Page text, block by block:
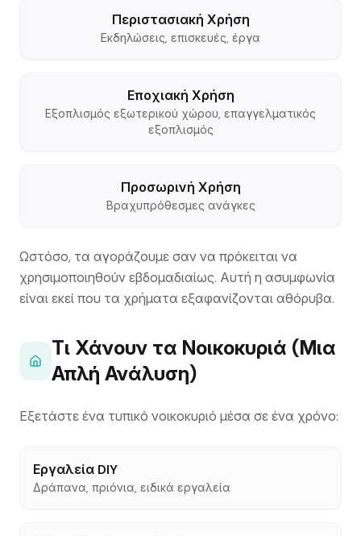
Περιστασιακή Χρήση
Εκδηλώσεις, επισκευές, έργα
Εποχιακή Χρήση
Εξοπλισμός εξωτερικού χώρου, επαγγελματικός
εξοπλισμός
Προσωρινή Χρήση
Βραχυπρόθεσμες ανάγκες
Ωστόσο, τα αγοράζουμε σαν να πρόκειται να
χρησιμοποιηθούν εβδομαδιαίως. Αυτή η ασυμφωνία
είναι εκεί που τα χρήματα εξαφανίζονται αθόρυβα.
Τι Χάνουν τα Νοικοκυριά (Μια
Απλή Ανάλυση)
Εξετάστε ένα τυπικό νοικοκυριό μέσα σε ένα χρόνο:
Εργαλεία DIY
Δράπανα, πριόνια, ειδικά εργαλεία